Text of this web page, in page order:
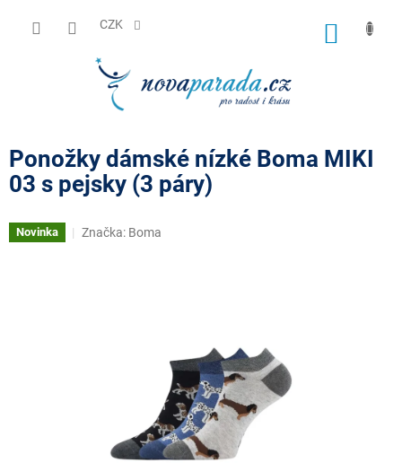
CZK
Ponožky dámské nízké Boma MIKI
03 s pejsky (3 páry)
Novinka Značka: Boma